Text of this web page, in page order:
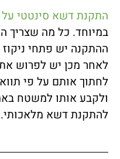
התקנת דשא סינטטי
במיוחד. כל מה שצריך
ההתקנה יש פתחי
לאחר מכן יש לפרוש
לחתוך אותם על פי
ולקבע אותו למשטח
להתקנת דשא מלאכותי.